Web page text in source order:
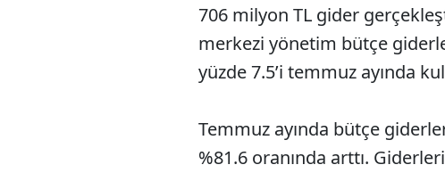
706 milyon TL gider
merkezi yönetim bütçe
yüzde 7.5’i temmuz ayında
Temmuz ayında bütçe
%81.6 oranında arttı.